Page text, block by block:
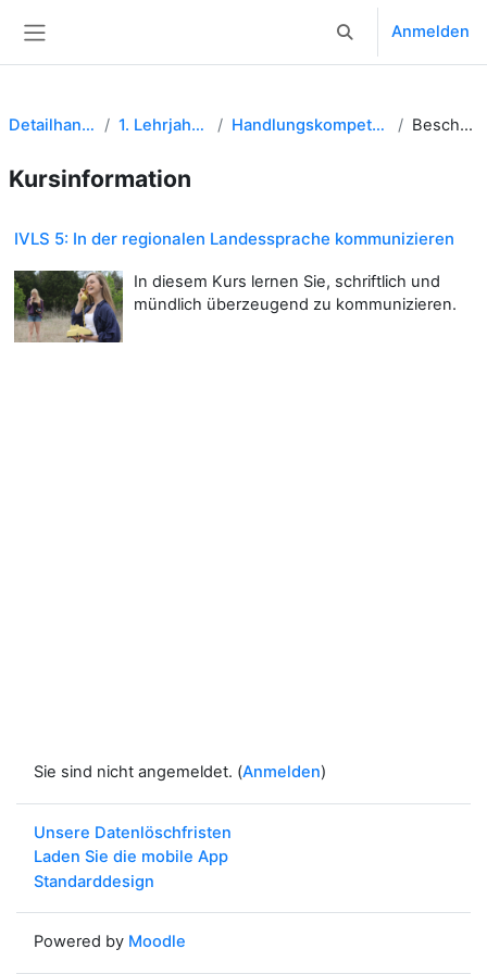
Sucheingabe
Anmelden
Detailhandel EFZ 1. Lehrjahr 22 DHF Handlungskompetenzbereich A Beschreibung
Kursinformation
IVLS 5: In der regionalen Landessprache kommunizieren
In diesem Kurs lernen Sie, schriftlich und
mündlich überzeugend zu kommunizieren.
Sie sind nicht angemeldet. (Anmelden)
Unsere Datenlöschfristen
Laden Sie die mobile App
Standarddesign
Powered by Moodle